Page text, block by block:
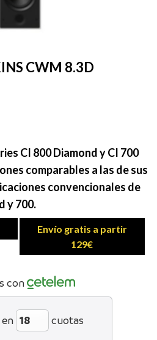
CWM 8.3D
CI 800 Diamond y CI 700
comparables a las de sus
convencionales de
y 700.
Envío gratis a partir
129€
con
cuotas